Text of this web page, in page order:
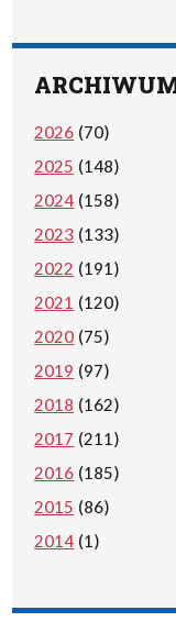
2026 (70)
2025 (148)
2024 (158)
2023 (133)
2022 (191)
2021 (120)
2020 (75)
2019 (97)
2018 (162)
2017 (211)
2016 (185)
2015 (86)
2014 (1)